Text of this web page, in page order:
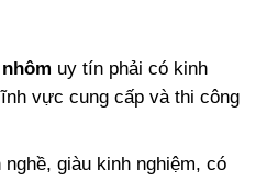
uy tín phải có kinh
vực cung cấp và thi công
giàu kinh nghiệm, có